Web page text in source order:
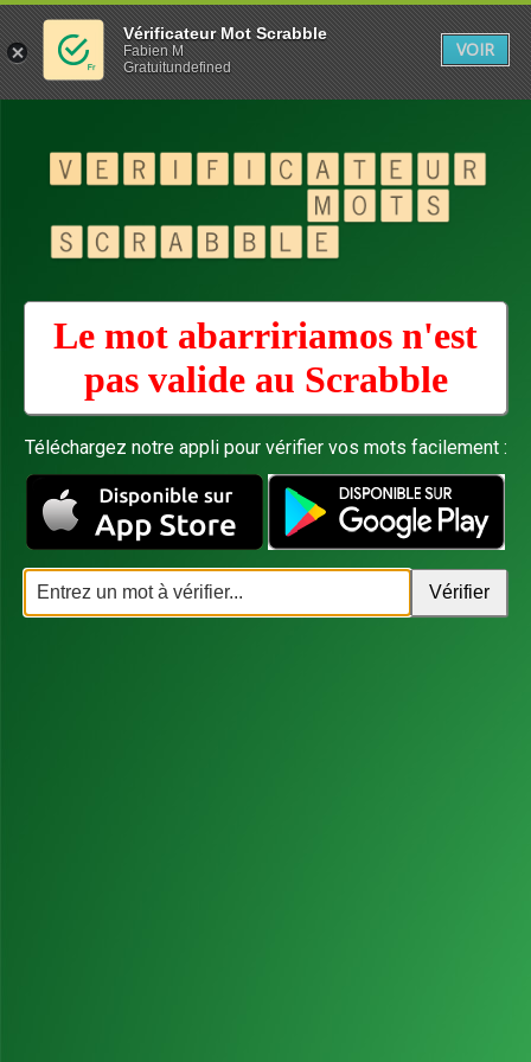
Le mot abarririamos n'est
pas valide au Scrabble
Téléchargez notre appli pour vérifier vos mots facilement :
Vérificateur Mot Scrabble
Fabien M
Gratuitundefined
VOIR